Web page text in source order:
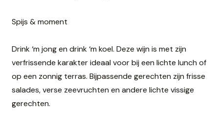
Spijs & moment
Drink ‘m jong en drink ‘m koel. Deze wijn is met zijn
verfrissende karakter ideaal voor bij een lichte lunch of
op een zonnig terras. Bijpassende gerechten zijn frisse
salades, verse zeevruchten en andere lichte vissige
gerechten.